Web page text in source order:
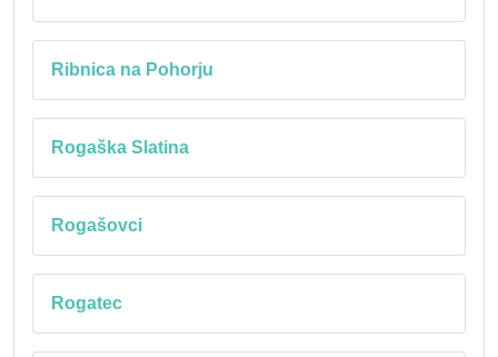
Ribnica na Pohorju
Rogaška Slatina
Rogašovci
Rogatec